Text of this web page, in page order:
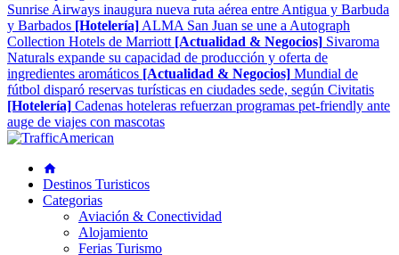
Sunrise Airways inaugura nueva ruta aérea entre Antigua y Barbuda
y Barbados [Hotelería] ALMA San Juan se une a Autograph
Collection Hotels de Marriott [Actualidad & Negocios] Sivaroma
Naturals expande su capacidad de producción y oferta de
ingredientes aromáticos [Actualidad & Negocios] Mundial de
fútbol disparó reservas turísticas en ciudades sede, según Civitatis
[Hotelería] Cadenas hoteleras refuerzan programas pet-friendly ante
auge de viajes con mascotas
Destinos Turisticos
Categorias
Aviación & Conectividad
Alojamiento
Ferias Turismo